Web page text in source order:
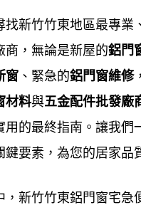
在該地區深耕多年，擁
戶滿意度，提供多樣化
調「珍惜客戶的每一次
，可見其專業與服務品
原因
年的專業經驗，技術能
找新竹竹東地區最專業
商，無論是新屋的鋁門
窗 、緊急的鋁門窗維修
材料與五金配件批發廠
用的最終指南。讓我們
鍵要素，為您的居家品
，新竹竹東鋁門窗宅急